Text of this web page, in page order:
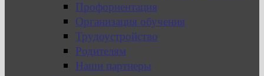
Профориентация
Организация обучения
Трудоустройство
Родителям
Наши партнеры